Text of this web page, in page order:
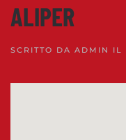
ALIPER
SCRITTO DA ADMIN IL